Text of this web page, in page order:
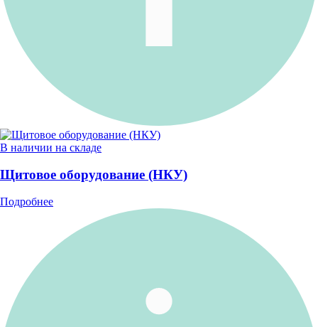
В наличии на складе
Щитовое оборудование (НКУ)
Подробнее